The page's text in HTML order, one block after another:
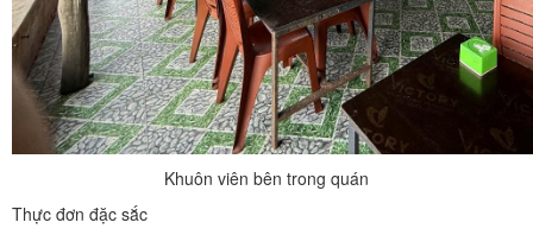
Khuôn viên bên trong quán
Thực đơn đặc sắc